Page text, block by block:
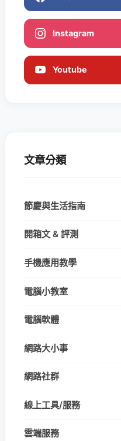
Instagram
Youtube
文章分類
節慶與生活指南
開箱文 & 評測
手機應用教學
電腦小教室
電腦軟體
網路大小事
網路社群
線上工具/服務
雲端服務